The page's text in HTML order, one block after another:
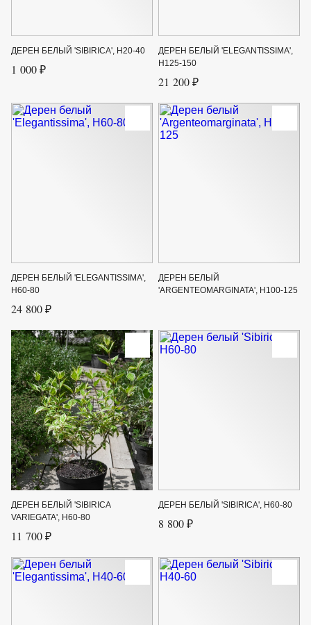
ДЕРЕН БЕЛЫЙ 'SIBIRICA', H20-40
1 000 ₽
ДЕРЕН БЕЛЫЙ 'ELEGANTISSIMA',
H125-150
21 200 ₽
ДЕРЕН БЕЛЫЙ 'ELEGANTISSIMA',
H60-80
24 800 ₽
ДЕРЕН БЕЛЫЙ
'ARGENTEOMARGINATA', H100-125
ДЕРЕН БЕЛЫЙ 'SIBIRICA
VARIEGATA', H60-80
11 700 ₽
ДЕРЕН БЕЛЫЙ 'SIBIRICA', H60-80
8 800 ₽